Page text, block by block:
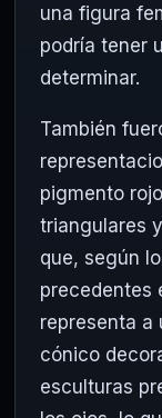
una figura
podría tener
determinar.
También
pigmento
triangulares
que, según
precedentes
representa a
cónico
esculturas